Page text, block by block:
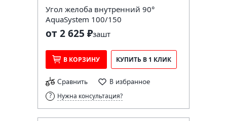
Угол желоба внутренний 90°
AquaSystem 100/150
от 2 625 ₽зашт
В КОРЗИНУ КУПИТЬ В 1 КЛИК
Сравнить В избранное
Нужна консультация?